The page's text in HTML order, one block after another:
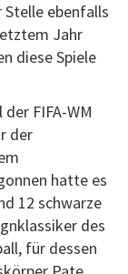
Stelle ebenfalls
Jahr
diese Spiele
FIFA-WM
der
hatte es
12 schwarze
des
für dessen